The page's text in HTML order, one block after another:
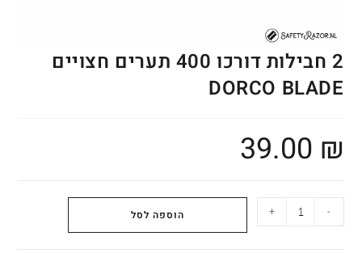
2 חבילות דורכו 400 תערים חצויים
DORCO BLADE
39.00 ₪
-
+ הוספה לסל